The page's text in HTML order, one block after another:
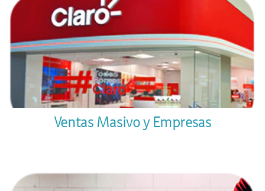
Ventas Masivo y Empresas